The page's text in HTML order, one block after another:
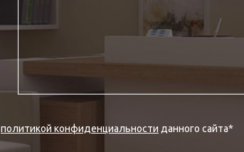
политикой конфиденциальности данного сайта*